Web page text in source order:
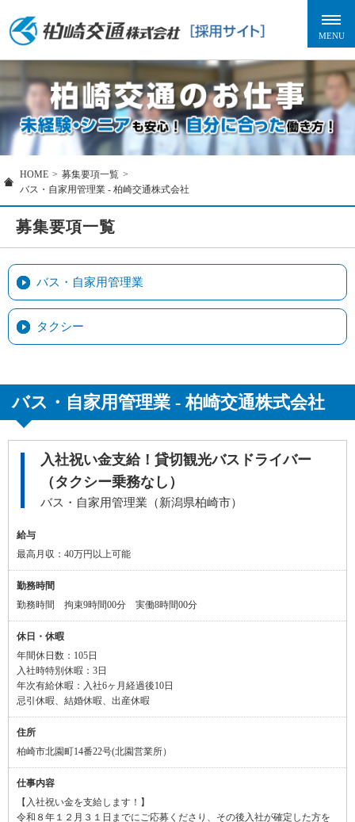
HOME > 募集要項一覧 >
バス・自家用管理業 - 柏崎交通株式会社
募集要項一覧
バス・自家用管理業
タクシー
バス・自家用管理業 - 柏崎交通株式会社
入社祝い金支給！貸切観光バスドライバー
（タクシー乗務なし）
バス・自家用管理業（新潟県柏崎市）
給与
最高月収：40万円以上可能
勤務時間
勤務時間 拘束9時間00分 実働8時間00分
休日・休暇
年間休日数：105日
入社時特別休暇：3日
年次有給休暇：入社6ヶ月経過後10日
忌引休暇、結婚休暇、出産休暇
住所
柏崎市北園町14番22号(北園営業所）
仕事内容
【入社祝い金を支給します！】
令和８年１２月３１日までにご応募くださり、その後入社が確定した方を